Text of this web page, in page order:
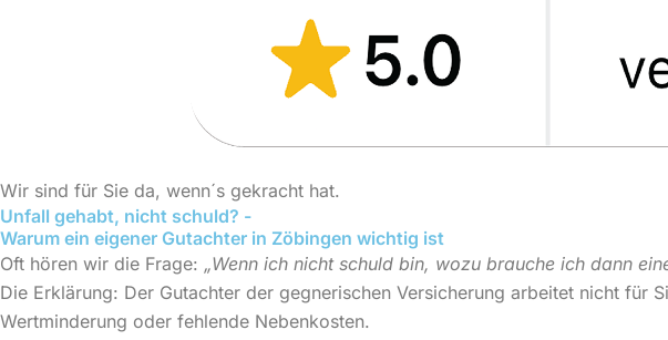
Wir sind für Sie da, wenn´s gekracht hat.
Unfall gehabt, nicht schuld? -
Warum ein eigener Gutachter in Zöbingen wichtig ist
Oft hören wir die Frage: „Wenn ich nicht schuld bin, wozu brauche ich dann
Die Erklärung: Der Gutachter der gegnerischen Versicherung arbeitet nicht für
Wertminderung oder fehlende Nebenkosten.